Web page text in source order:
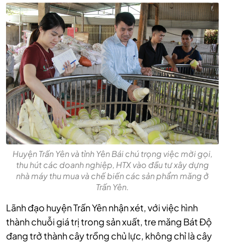
Huyện Trấn Yên và tỉnh Yên Bái chú trọng việc mời gọi,
thu hút các doanh nghiệp, HTX vào đầu tư xây dựng
nhà máy thu mua và chế biến các sản phẩm măng ở
Trấn Yên.
Lãnh đạo huyện Trấn Yên nhận xét, với việc hình
thành chuỗi giá trị trong sản xuất, tre măng Bát Độ
đang trở thành cây trồng chủ lực, không chỉ là cây